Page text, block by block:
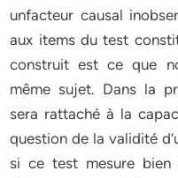
unfacteur causal
aux items du test
construit est ce que
même sujet. Dans la
sera rattaché à la
question de la validité
si ce test mesure